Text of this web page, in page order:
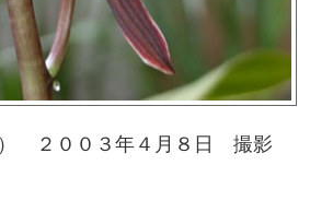
） ２００３年４月８日 撮影